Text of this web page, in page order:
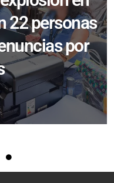
22 personas
por